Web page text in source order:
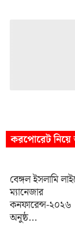
করপোরেট
বেঙ্গল ইসলামি
ম্যানেজার
কনফারেন্স-২০২৬
অনুষ্ঠ...